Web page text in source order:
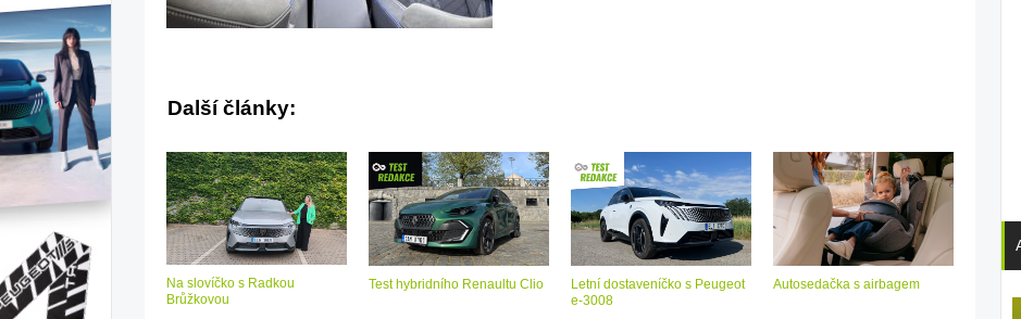
Další články:
Na slovíčko s Radkou
Brůžkovou
Test hybridního Renaultu Clio
Letní dostaveníčko s Peugeot
e-3008
Autosedačka s airbagem